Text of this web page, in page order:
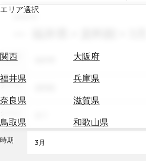
エリア選択
関西 大阪府
福井県
兵庫県
奈良県
滋賀県
鳥取県
和歌山県
エ
券
テ
を
search
エリア
テーマ
時期 3月